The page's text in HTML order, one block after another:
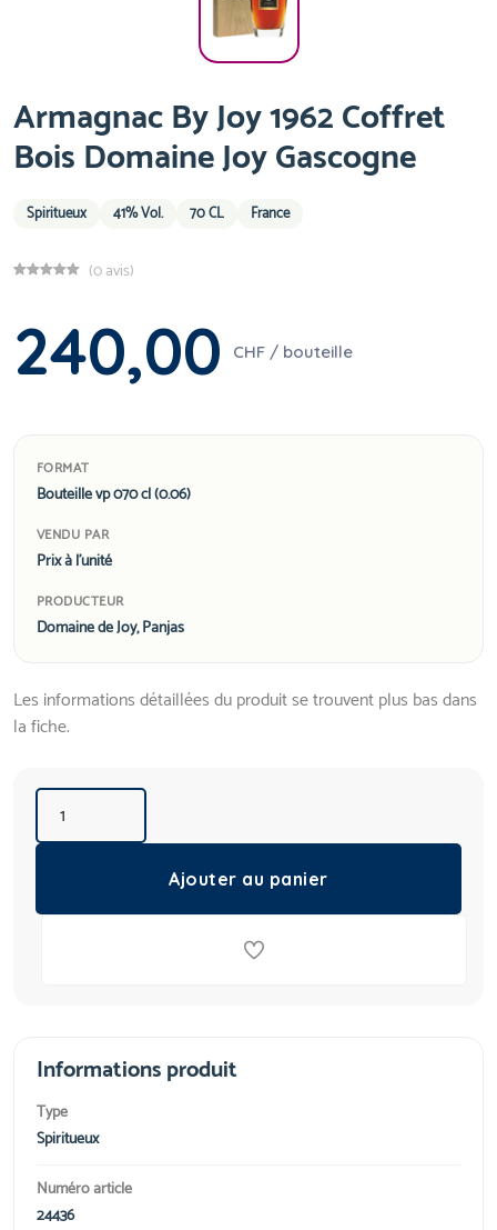
Armagnac By Joy 1962 Coffret
Bois Domaine Joy Gascogne
Spiritueux 41% Vol. 70 CL France
(0 avis)
240,00 CHF / bouteille
FORMAT
Bouteille vp 070 cl (0.06)
VENDU PAR
Prix à l'unité
PRODUCTEUR
Domaine de Joy, Panjas
Les informations détaillées du produit se trouvent plus bas dans
la fiche.
Ajouter au panier
Informations produit
Type
Spiritueux
Numéro article
24436